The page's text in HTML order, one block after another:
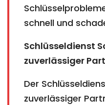
schnell und
Schlüsseldienst
zuverlässiger
Der
zuverlässiger